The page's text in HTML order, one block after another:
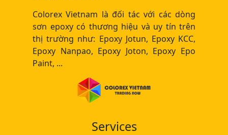
Colorex Vietnam là đối tác với các dòng
sơn epoxy có thương hiệu và uy tín trên
thị trường như: Epoxy Jotun, Epoxy KCC,
Epoxy Nanpao, Epoxy Joton, Epoxy Epo
Paint, ...
Services